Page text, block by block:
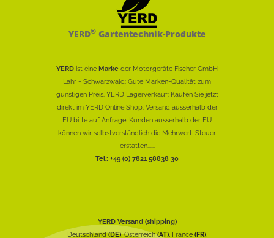
YERD®Gartentechnik-Produkte
YERD ist eine Marke der Motorgeräte Fischer GmbH
Lahr - Schwarzwald: Gute Marken-Qualität zum
günstigen Preis. YERD Lagerverkauf: Kaufen Sie jetzt
direkt im YERD Online Shop. Versand ausserhalb der
EU bitte auf Anfrage. Kunden ausserhalb der EU
können wir selbstverständlich die Mehrwert-Steuer
erstatten......
Tel.: +49 (0) 7821 58838 30
YERD Versand (shipping)
Deutschland(DE), Österreich(AT), France (FR),